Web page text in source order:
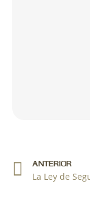
Ant
ANTERIOR
Protege tu